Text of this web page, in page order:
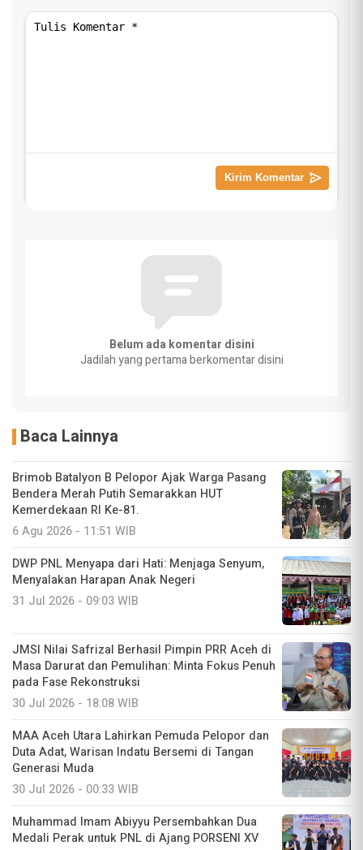
Belum ada komentar disini
Jadilah yang pertama berkomentar disini
Baca Lainnya
Brimob Batalyon B Pelopor Ajak Warga Pasang
Bendera Merah Putih Semarakkan HUT
Kemerdekaan RI Ke-81.
6 Agu 2026 - 11:51 WIB
DWP PNL Menyapa dari Hati: Menjaga Senyum,
Menyalakan Harapan Anak Negeri
31 Jul 2026 - 09:03 WIB
JMSI Nilai Safrizal Berhasil Pimpin PRR Aceh di
Masa Darurat dan Pemulihan: Minta Fokus Penuh
pada Fase Rekonstruksi
30 Jul 2026 - 18:08 WIB
MAA Aceh Utara Lahirkan Pemuda Pelopor dan
Duta Adat, Warisan Indatu Bersemi di Tangan
Generasi Muda
30 Jul 2026 - 00:33 WIB
Muhammad Imam Abiyyu Persembahkan Dua
Medali Perak untuk PNL di Ajang PORSENI XV